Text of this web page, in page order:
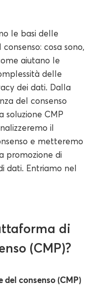
le basi delle
cosa sono,
aiutano le
delle
dei dati. Dalla
del consenso
CMP
il
e metteremo
promozione di
dati. Entriamo nel
di
(CMP)?
consenso (CMP)